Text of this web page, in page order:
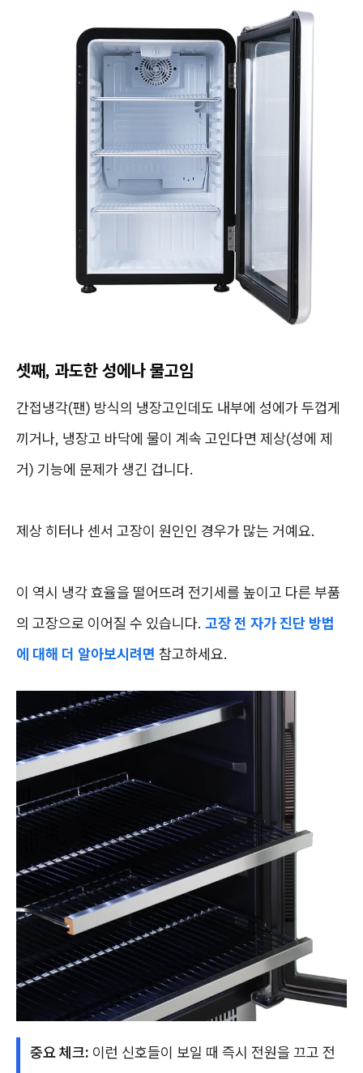
셋째, 과도한 성에나 물고임
간접냉각(팬) 방식의 냉장고인데도 내부에 성에가 두껍게
끼거나, 냉장고 바닥에 물이 계속 고인다면 제상(성에 제
거) 기능에 문제가 생긴 겁니다.
제상 히터나 센서 고장이 원인인 경우가 많는 거예요.
이 역시 냉각 효율을 떨어뜨려 전기세를 높이고 다른 부품
의 고장으로 이어질 수 있습니다. 고장 전 자가 진단 방법
에 대해 더 알아보시려면 참고하세요.
중요 체크: 이런 신호들이 보일 때 즉시 전원을 끄고 전